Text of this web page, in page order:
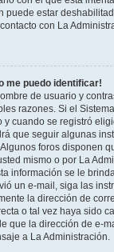
puede estar
con La
me puedo identificar!
de usuario y
razones. Si el
y cuando se registró
que seguir algunas
foros disponen
mismo o por La
información se le
un e-mail, siga las
la dirección de
o tal vez haya sido
que la dirección de e-
a La Administración.